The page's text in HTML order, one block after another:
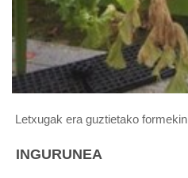
Letxugak era guztietako formekin
INGURUNEA